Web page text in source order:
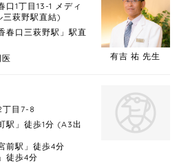
有吉 祐 先生
口1丁目13-1 メディ
三萩野駅直結)
春口三萩野駅」駅直
丁目7-8
駅」徒歩1分 (A3出
前駅」徒歩4分
徒歩4分